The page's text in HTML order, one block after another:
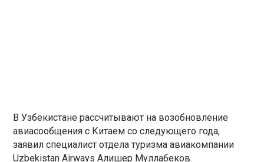
В Узбекистане рассчитывают на возобновление
авиасообщения с Китаем со следующего года,
заявил специалист отдела туризма авиакомпании
Uzbekistan Airways Алишер Муллабеков.